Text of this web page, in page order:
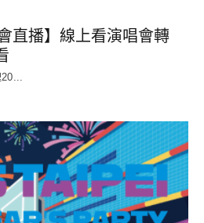
直播】線上看演唱會轉